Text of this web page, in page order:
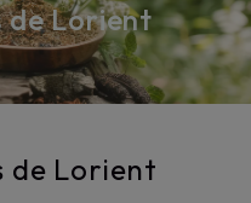
de Lorient
de Lorient